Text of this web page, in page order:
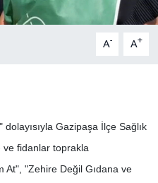
A- A+
Gazipaşa İlçe Sağlık
ve fidanlar toprakla
At", "Zehire Değil Gıdana ve